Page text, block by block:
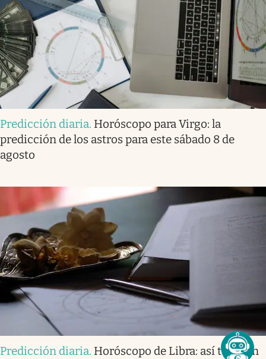
Predicción diaria. Horóscopo para Virgo: la
predicción de los astros para este sábado 8 de
agosto
Predicción diaria. Horóscopo de Libra: así te irá en